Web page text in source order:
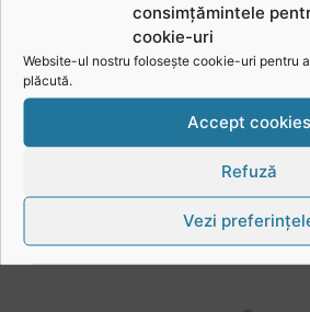
consimțămintele
cookie-uri
Website-ul nostru folosește cookie-uri pentru
plăcută.
Accept cookies
Refuză
Vezi
@rugbyromania
Vreau să joc